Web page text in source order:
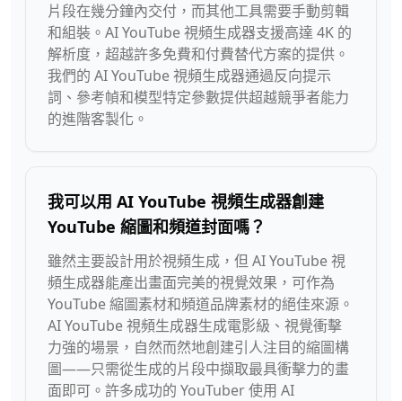
片段在幾分鐘內交付，而其他工具需要手動剪輯
和組裝。AI YouTube 視頻生成器支援高達 4K 的
解析度，超越許多免費和付費替代方案的提供。
我們的 AI YouTube 視頻生成器通過反向提示
詞、參考幀和模型特定參數提供超越競爭者能力
的進階客製化。
我可以用 AI YouTube 視頻生成器創建
YouTube 縮圖和頻道封面嗎？
雖然主要設計用於視頻生成，但 AI YouTube 視
頻生成器能產出畫面完美的視覺效果，可作為
YouTube 縮圖素材和頻道品牌素材的絕佳來源。
AI YouTube 視頻生成器生成電影級、視覺衝擊
力強的場景，自然而然地創建引人注目的縮圖構
圖——只需從生成的片段中擷取最具衝擊力的畫
面即可。許多成功的 YouTuber 使用 AI